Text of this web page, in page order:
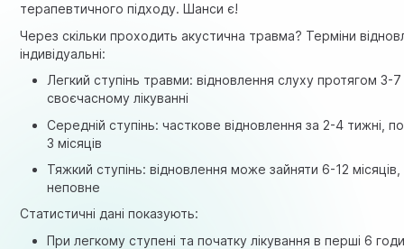
терапевтичного підходу. Шанси є!
Через скільки проходить акустична травма? Терміни
індивідуальні:
Легкий ступінь травми: відновлення слуху протягом 3-7
своєчасному лікуванні
Середній ступінь: часткове відновлення за 2-4 тижні,
3 місяців
Тяжкий ступінь: відновлення може зайняти 6-12
неповне
Статистичні дані показують:
При легкому ступені та початку лікування в перші 6